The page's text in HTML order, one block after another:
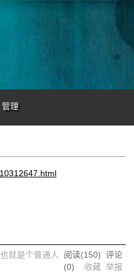
管理
就是个普通人 阅读(150) 评论
(0) 收藏 举报